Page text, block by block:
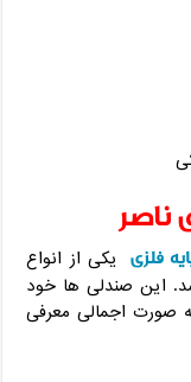
ناصر
فلزی یکی از انواع
این صندلی ها خود
صورت اجمالی معرفی